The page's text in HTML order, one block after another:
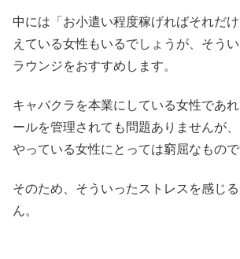
中には「お小遣い程度稼げればそれだ
えている女性もいるでしょうが、そう
ラウンジをおすすめします。
キャバクラを本業にしている女性であ
ールを管理されても問題ありませんが
やっている女性にとっては窮屈なもので
そのため、そういったストレスを感じ
ん。